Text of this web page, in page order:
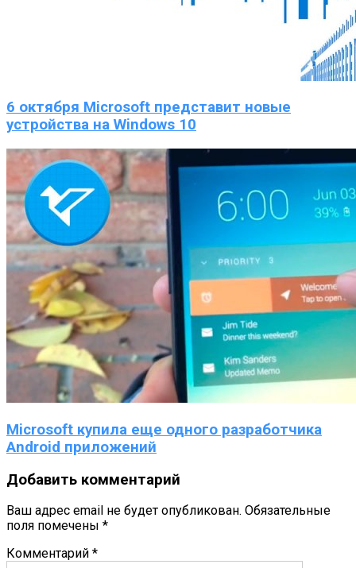
6 октября Microsoft представит новые
устройства на Windows 10
Microsoft купила еще одного разработчика
Android приложений
Добавить комментарий
Ваш адрес email не будет опубликован. Обязательные
поля помечены *
Комментарий *